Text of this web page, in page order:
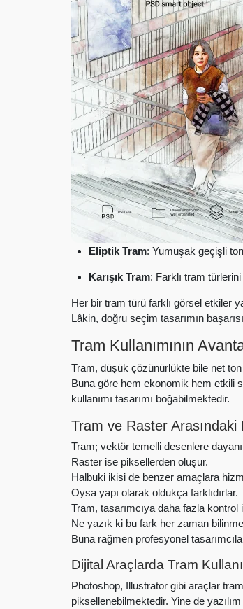
Eliptik Tram: Yumuşak geçişli
Karışık Tram: Farklı tram
Her bir tram türü farklı görsel etkiler
Lâkin, doğru seçim tasarımın
Tram Kullanımının
Tram, düşük çözünürlükte bile net
Buna göre hem ekonomik hem etkili
kullanımı tasarımı boğabilmektedir.
Tram ve Raster Arasındaki
Tram; vektör temelli desenlere
Raster ise piksellerden oluşur.
Halbuki ikisi de benzer amaçlara
Oysa yapı olarak oldukça farklıdırlar.
Tram, tasarımcıya daha fazla kontrol
Ne yazık ki bu fark her zaman
Buna rağmen profesyonel
Dijital Araçlarda Tram
Photoshop, Illustrator gibi araçlar
piksellenebilmektedir. Yine de